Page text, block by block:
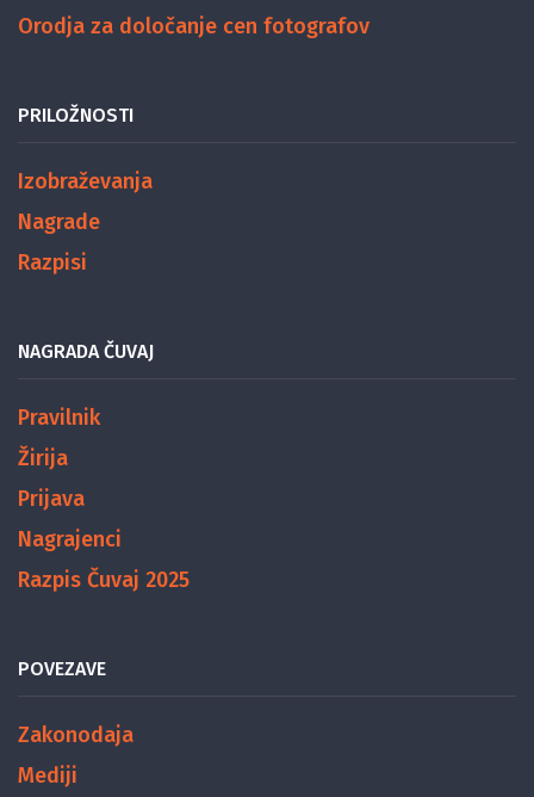
Orodja za določanje cen fotografov
PRILOŽNOSTI
Izobraževanja
Nagrade
Razpisi
NAGRADA ČUVAJ
Pravilnik
Žirija
Prijava
Nagrajenci
Razpis Čuvaj 2025
POVEZAVE
Zakonodaja
Mediji